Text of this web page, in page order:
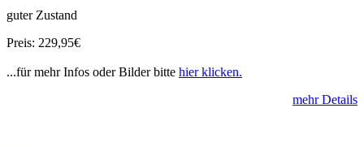
guter Zustand
Preis: 229,95€
...für mehr Infos oder Bilder bitte hier klicken.
mehr Details